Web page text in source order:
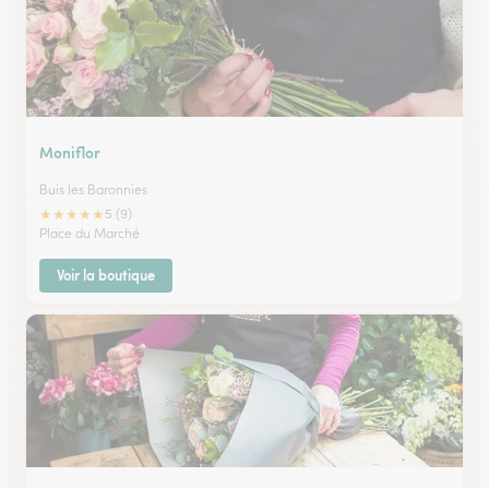
Moniflor
Buis les Baronnies
★★★★★ 5 (9)
Place du Marché
Voir la boutique